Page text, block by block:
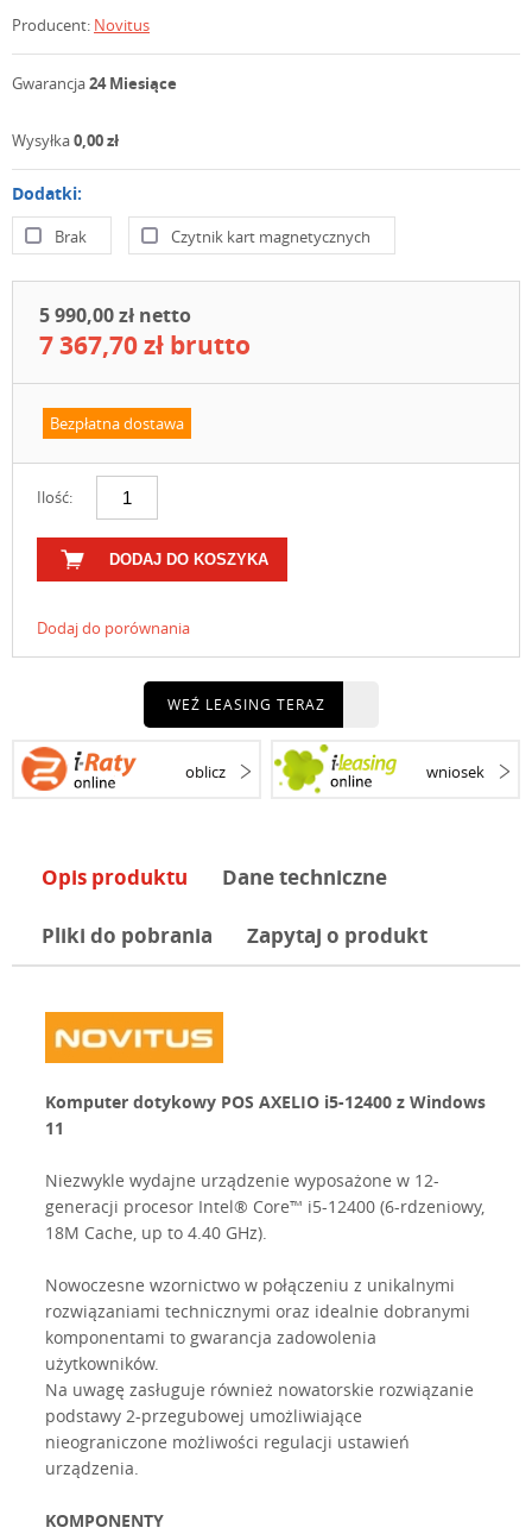
Producent: Novitus
Gwarancja24 Miesiące
Wysyłka0,00 zł
Dodatki:
Brak Czytnik kart magnetycznych
5 990,00 zł netto
7 367,70 zł brutto
Bezpłatna dostawa
Ilość:
DODAJ DO KOSZYKA
Dodaj do porównania
WEŹ LEASING TERAZ
oblicz wniosek
Opis produktu Dane techniczne
Pliki do pobrania Zapytaj o produkt
Komputer dotykowy POS AXELIO i5-12400 z Windows
11
Niezwykle wydajne urządzenie wyposażone w 12-
generacji procesor Intel® Core™ i5-12400 (6-rdzeniowy,
18M Cache, up to 4.40 GHz).
Nowoczesne wzornictwo w połączeniu z unikalnymi
rozwiązaniami technicznymi oraz idealnie dobranymi
komponentami to gwarancja zadowolenia
użytkowników.
Na uwagę zasługuje również nowatorskie rozwiązanie
podstawy 2-przegubowej umożliwiające
nieograniczone możliwości regulacji ustawień
urządzenia.
KOMPONENTY